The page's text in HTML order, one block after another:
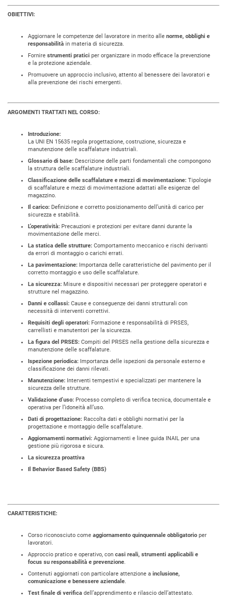
OBIETTIVI:
Aggiornare le competenze del lavoratore in merito alle norme, obblighi e
responsabilità in materia di sicurezza.
Fornire strumenti pratici per organizzare in modo efficace la prevenzione
e la protezione aziendale.
Promuovere un approccio inclusivo, attento al benessere dei lavoratori e
alla prevenzione dei rischi emergenti.
ARGOMENTI TRATTATI NEL CORSO:
Introduzione:
La UNI EN 15635 regola progettazione, costruzione, sicurezza e
manutenzione delle scaffalature industriali.
Glossario di base: Descrizione delle parti fondamentali che compongono
la struttura delle scaffalature industriali.
Classificazione delle scaffalature e mezzi di movimentazione: Tipologie
di scaffalature e mezzi di movimentazione adattati alle esigenze del
magazzino.
Il carico: Definizione e corretto posizionamento dell’unità di carico per
sicurezza e stabilità.
L’operatività: Precauzioni e protezioni per evitare danni durante la
movimentazione delle merci.
La statica delle strutture: Comportamento meccanico e rischi derivanti
da errori di montaggio o carichi errati.
La pavimentazione: Importanza delle caratteristiche del pavimento per il
corretto montaggio e uso delle scaffalature.
La sicurezza: Misure e dispositivi necessari per proteggere operatori e
strutture nel magazzino.
Danni e collassi: Cause e conseguenze dei danni strutturali con
necessità di interventi correttivi.
Requisiti degli operatori: Formazione e responsabilità di PRSES,
carrellisti e manutentori per la sicurezza.
La figura del PRSES: Compiti del PRSES nella gestione della sicurezza e
manutenzione delle scaffalature.
Ispezione periodica: Importanza delle ispezioni da personale esterno e
classificazione dei danni rilevati.
Manutenzione: Interventi tempestivi e specializzati per mantenere la
sicurezza delle strutture.
Validazione d’uso: Processo completo di verifica tecnica, documentale e
operativa per l’idoneità all’uso.
Dati di progettazione: Raccolta dati e obblighi normativi per la
progettazione e montaggio delle scaffalature.
Aggiornamenti normativi: Aggiornamenti e linee guida INAIL per una
gestione più rigorosa e sicura.
La sicurezza proattiva
Il Behavior Based Safety (BBS)
CARATTERISTICHE:
Corso riconosciuto come aggiornamento quinquennale obbligatorio per
lavoratori.
Approccio pratico e operativo, con casi reali, strumenti applicabili e
focus su responsabilità e prevenzione.
Contenuti aggiornati con particolare attenzione a inclusione,
comunicazione e benessere aziendale.
Test finale di verifica dell’apprendimento e rilascio dell’attestato.